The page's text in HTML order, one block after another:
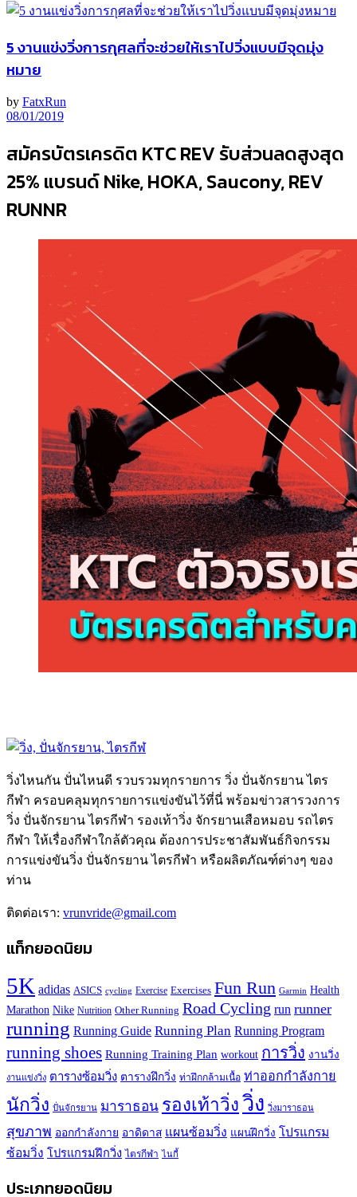
5 งานแข่งวิ่งการกุศลที่จะช่วยให้เราไปวิ่งแบบมีจุดมุ่ง
หมาย
by FatxRun
08/01/2019
สมัครบัตรเครดิต KTC REV รับส่วนลดสูงสุด
25% แบรนด์ Nike, HOKA, Saucony, REV
RUNNR
วิ่งไหนกัน ปั่นไหนดี รวบรวมทุกรายการ วิ่ง ปั่นจักรยาน ไตร
กีฬา ครอบคลุมทุกรายการแข่งขันไว้ที่นี่ พร้อมข่าวสารวงการ
วิ่ง ปั่นจักรยาน ไตรกีฬา รองเท้าวิ่ง จักรยานเสือหมอบ รถไตร
กีฬา ให้เรื่องกีฬาใกล้ตัวคุณ ต้องการประชาสัมพันธ์กิจกรรม
การแข่งขันวิ่ง ปั่นจักรยาน ไตรกีฬา หรือผลิตภัณฑ์ต่างๆ ของ
ท่าน
ติดต่อเรา: vrunvride@gmail.com
แท็กยอดนิยม
5K adidas ASICS cycling Exercise Exercises Fun Run Garmin Health
Marathon Nike Nutrition Other Running Road Cycling run runner
running Running Guide Running Plan Running Program
running shoes Running Training Plan workout การวิ่ง งานวิ่ง
งานแข่งวิ่ง ตารางซ้อมวิ่ง ตารางฝึกวิ่ง ท่าฝึกกล้ามเนื้อ ท่าออกกำลังกาย
นักวิ่ง ปั่นจักรยาน มาราธอน รองเท้าวิ่ง วิ่ง วิ่งมาราธอน
สุขภาพ ออกกำลังกาย อาดิดาส แผนซ้อมวิ่ง แผนฝึกวิ่ง โปรแกรม
ซ้อมวิ่ง โปรแกรมฝึกวิ่ง ไตรกีฬา ไนกี้
ประเภทยอดนิยม